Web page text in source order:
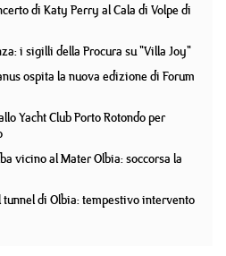
di Katy Perry al Cala di Volpe di
i sigilli della Procura su "Villa Joy"
ospita la nuova edizione di Forum
Yacht Club Porto Rotondo per
vicino al Mater Olbia: soccorsa la
di Olbia: tempestivo intervento